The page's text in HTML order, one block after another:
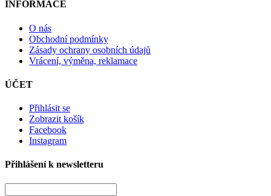
INFORMACE
O nás
Obchodní podmínky
Zásady ochrany osobních údajů
Vrácení, výměna, reklamace
ÚČET
Přihlásit se
Zobrazit košík
Facebook
Instagram
Přihlášení k newsletteru